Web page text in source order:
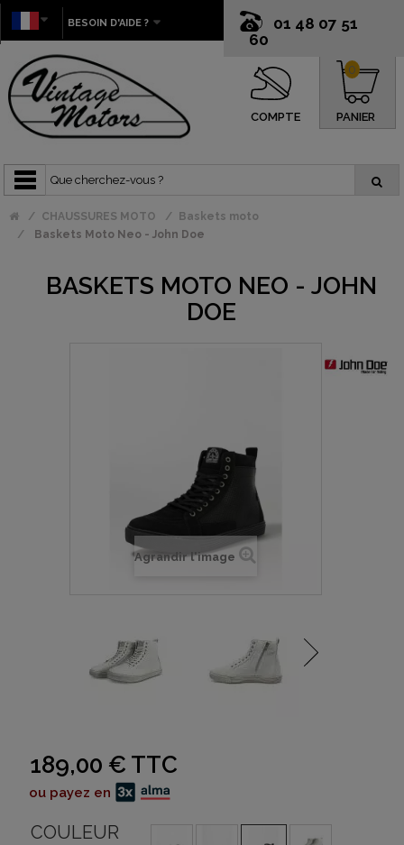
01 48 07 51
60
BESOIN D'AIDE ?
COMPTE PANIER
0
CHAUSSURES MOTO
Baskets moto
Baskets Moto Neo - John Doe
BASKETS MOTO NEO - JOHN
DOE
Agrandir l'image
189,00 € TTC
ou payez en
COULEUR